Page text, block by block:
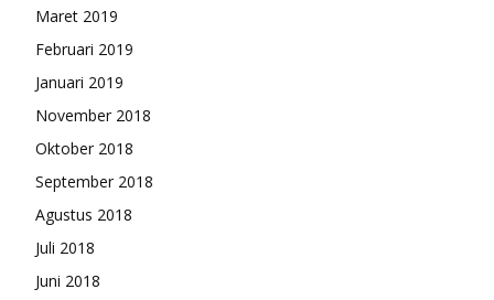
Maret 2019
Februari 2019
Januari 2019
November 2018
Oktober 2018
September 2018
Agustus 2018
Juli 2018
Juni 2018